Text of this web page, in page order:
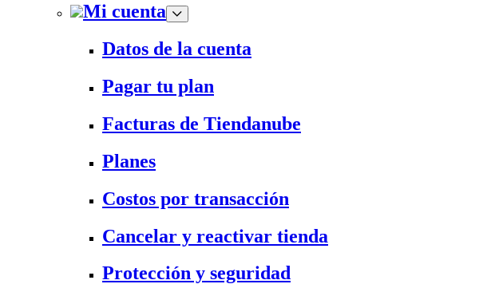
Mi cuenta
Datos de la cuenta
Pagar tu plan
Facturas de Tiendanube
Planes
Costos por transacción
Cancelar y reactivar tienda
Protección y seguridad